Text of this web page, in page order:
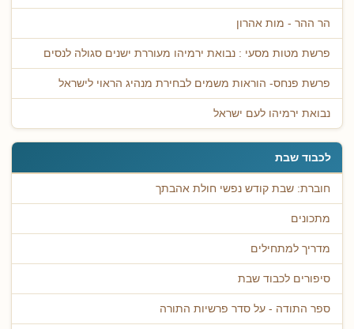
הר ההר - מות אהרון
פרשת מטות מסעי : נבואת ירמיהו מעוררת ישנים סגולה לנסים
פרשת פנחס- הוראות משמים לבחירת מנהיג הראוי לישראל
נבואת ירמיהו לעם ישראל
לכבוד שבת
חוברת: שבת קודש נפשי חולת אהבתך
מתכונים
מדריך למתחילים
סיפורים לכבוד שבת
ספר התודה - על סדר פרשיות התורה